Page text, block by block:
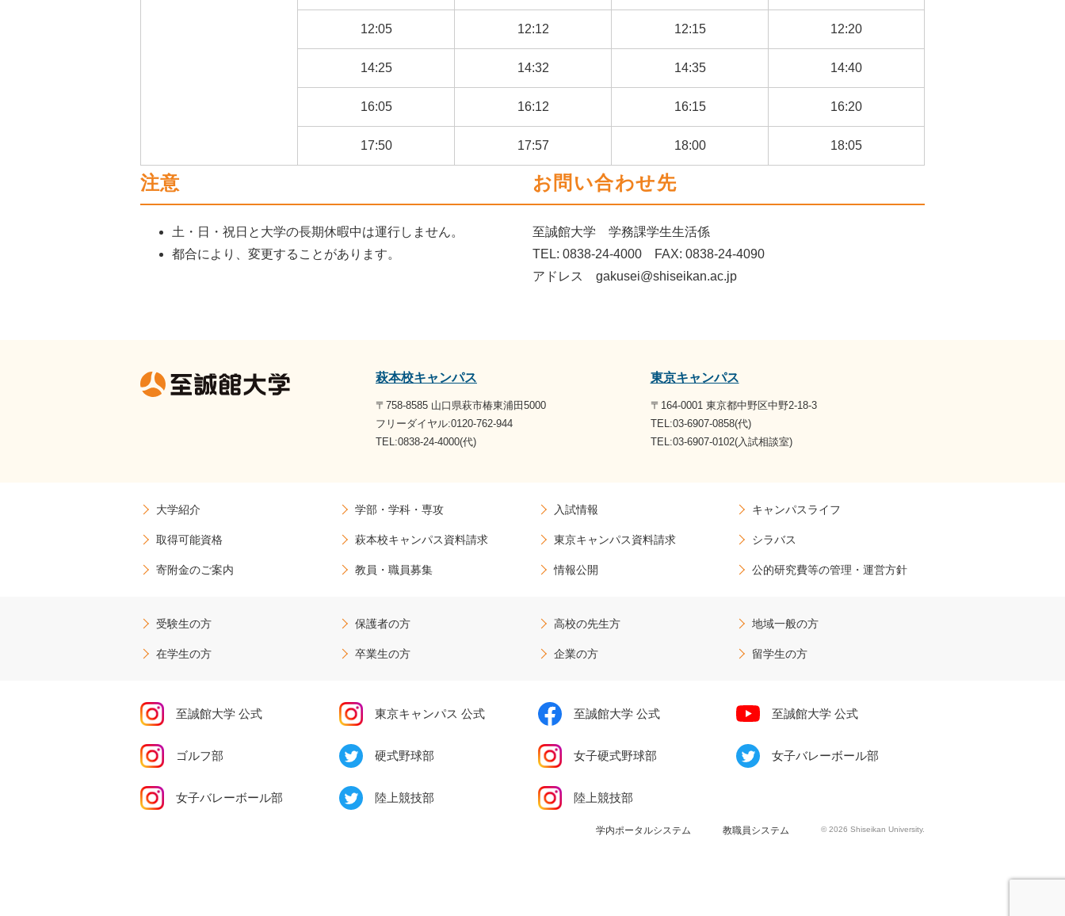
12:05 12:12 12:15 12:20
14:25 14:32 14:35 14:40
16:05 16:12 16:15 16:20
17:50 17:57 18:00 18:05
注意
土・日・祝日と大学の長期休暇中は運行しません。
都合により、変更することがあります。
お問い合わせ先
至誠館大学 学務課学生生活係
TEL: 0838-24-4000 FAX: 0838-24-4090
アドレス gakusei@shiseikan.ac.jp
萩本校キャンパス
〒758-8585 山口県萩市椿東浦田5000
フリーダイヤル:0120-762-944
TEL:0838-24-4000(代)
東京キャンパス
〒164-0001 東京都中野区中野2-18-3
TEL:03-6907-0858(代)
TEL:03-6907-0102(入試相談室)
大学紹介 学部・学科・専攻 入試情報 キャンパスライフ
取得可能資格 萩本校キャンパス資料請求 東京キャンパス資料請求 シラバス
寄附金のご案内 教員・職員募集 情報公開 公的研究費等の管理・運営方針
受験生の方 保護者の方 高校の先生方 地域一般の方
在学生の方 卒業生の方 企業の方 留学生の方
至誠館大学 公式 東京キャンパス 公式 至誠館大学 公式 至誠館大学 公式
ゴルフ部 硬式野球部 女子硬式野球部 女子バレーボール部
女子バレーボール部 陸上競技部 陸上競技部
学内ポータルシステム 教職員システム © 2026 Shiseikan University.